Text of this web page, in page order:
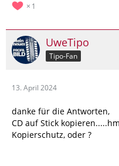
1
UweTipo
Tipo-Fan
13. April 2024
danke für die Antworten,
CD auf Stick
Kopierschutz, oder ?